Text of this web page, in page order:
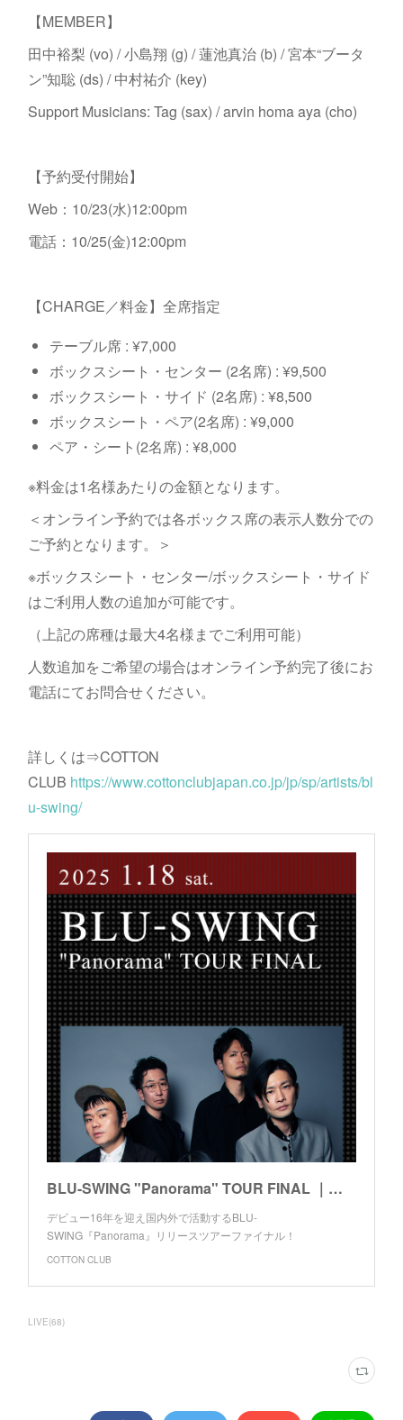
【MEMBER】
田中裕梨 (vo) / 小島翔 (g) / 蓮池真治 (b) / 宮本“ブータ
ン”知聡 (ds) / 中村祐介 (key)
Support Musicians: Tag (sax) / arvin homa aya (cho)
【予約受付開始】
Web：10/23(水)12:00pm
電話：10/25(金)12:00pm
【CHARGE／料金】全席指定
テーブル席 : ¥7,000
ボックスシート・センター (2名席) : ¥9,500
ボックスシート・サイド (2名席) : ¥8,500
ボックスシート・ペア(2名席) : ¥9,000
ペア・シート(2名席) : ¥8,000
※料金は1名様あたりの金額となります。
＜オンライン予約では各ボックス席の表示人数分での
ご予約となります。＞
※ボックスシート・センター/ボックスシート・サイド
はご利用人数の追加が可能です。
（上記の席種は最大4名様までご利用可能）
人数追加をご希望の場合はオンライン予約完了後にお
電話にてお問合せください。
詳しくは⇒COTTON
CLUB https://www.cottonclubjapan.co.jp/jp/sp/artists/bl
u-swing/
BLU-SWING "Panorama" TOUR FINAL ｜ブルースウィング
デビュー16年を迎え国内外で活動するBLU-
SWING『Panorama』リリースツアーファイナル！
COTTON CLUB
LIVE(68)